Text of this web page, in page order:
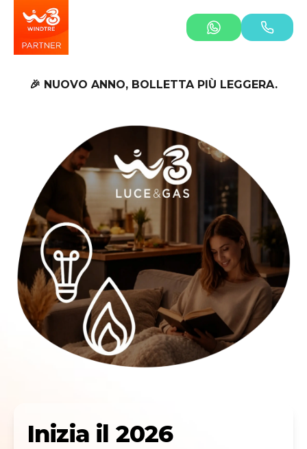
🎉 NUOVO ANNO, BOLLETTA PIÙ LEGGERA.
Inizia il 2026